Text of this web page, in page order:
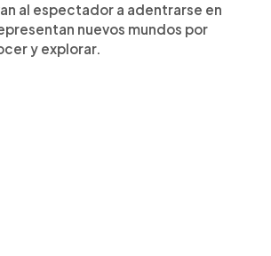
al espectador a adentrarse en
nuevos mundos por
y explorar.